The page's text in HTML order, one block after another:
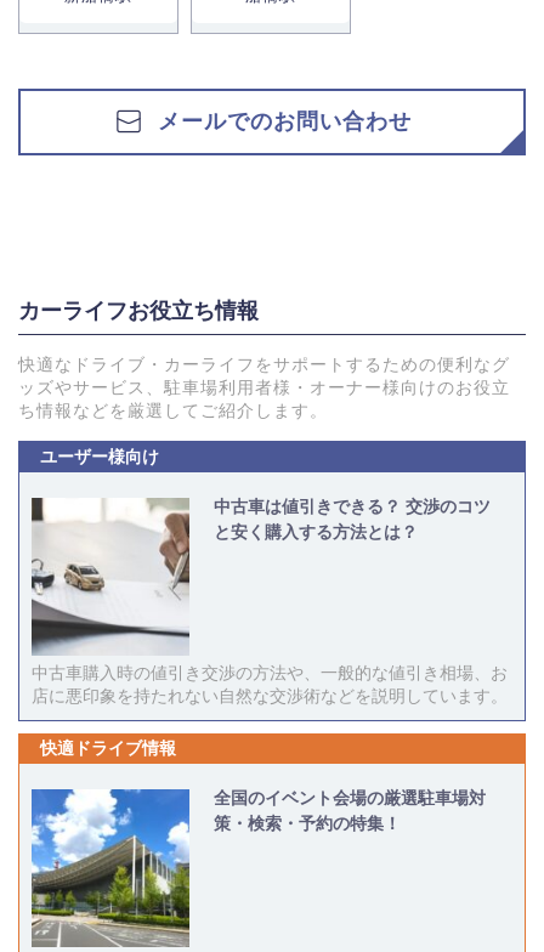
メールでのお問い合わせ
カーライフお役立ち情報
快適なドライブ・カーライフをサポートするための便利なグ
ッズやサービス、駐車場利用者様・オーナー様向けのお役立
ち情報などを厳選してご紹介します。
ユーザー様向け
中古車は値引きできる？ 交渉のコツ
と安く購入する方法とは？
中古車購入時の値引き交渉の方法や、一般的な値引き相場、お
店に悪印象を持たれない自然な交渉術などを説明しています。
快適ドライブ情報
全国のイベント会場の厳選駐車場対
策・検索・予約の特集！